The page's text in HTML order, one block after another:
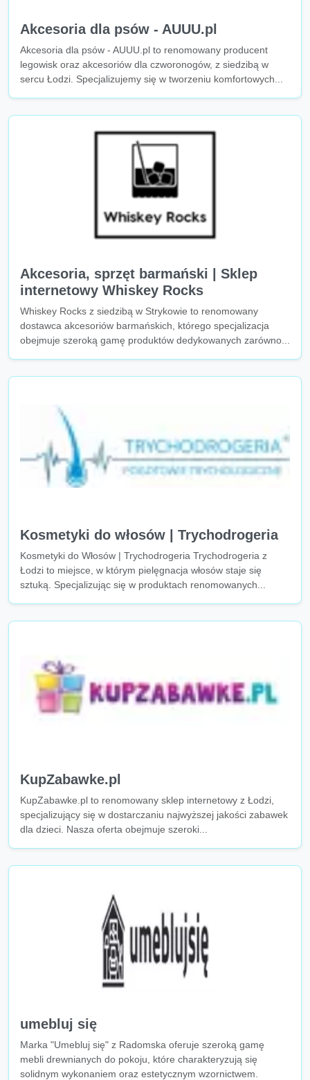
Akcesoria dla psów - AUUU.pl
Akcesoria dla psów - AUUU.pl to renomowany producent
legowisk oraz akcesoriów dla czworonogów, z siedzibą w
sercu Łodzi. Specjalizujemy się w tworzeniu komfortowych...
Akcesoria, sprzęt barmański | Sklep
internetowy Whiskey Rocks
Whiskey Rocks z siedzibą w Strykowie to renomowany
dostawca akcesoriów barmańskich, którego specjalizacja
obejmuje szeroką gamę produktów dedykowanych zarówno...
Kosmetyki do włosów | Trychodrogeria
Kosmetyki do Włosów | Trychodrogeria Trychodrogeria z
Łodzi to miejsce, w którym pielęgnacja włosów staje się
sztuką. Specjalizując się w produktach renomowanych...
KupZabawke.pl
KupZabawke.pl to renomowany sklep internetowy z Łodzi,
specjalizujący się w dostarczaniu najwyższej jakości zabawek
dla dzieci. Nasza oferta obejmuje szeroki...
umebluj się
Marka "Umebluj się" z Radomska oferuje szeroką gamę
mebli drewnianych do pokoju, które charakteryzują się
solidnym wykonaniem oraz estetycznym wzornictwem.